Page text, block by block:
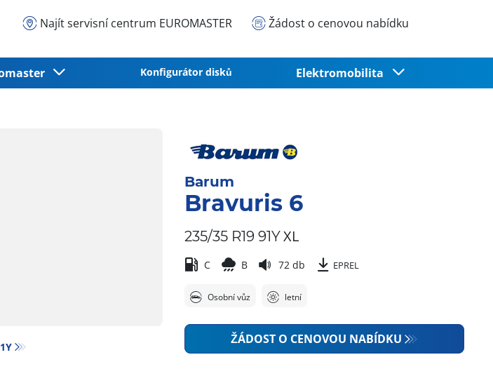
Najít servisní centrum EUROMASTER Žádost o cenovou nabídku
Konfigurátor disků Elektromobilita
Barum
Bravuris 6
235/35 R19 91YXL
C B 72 db EPREL
Osobní vůz letní
ŽÁDOST O CENOVOU NABÍDKU